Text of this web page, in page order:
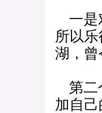
一是
所以
湖，
第二
加自